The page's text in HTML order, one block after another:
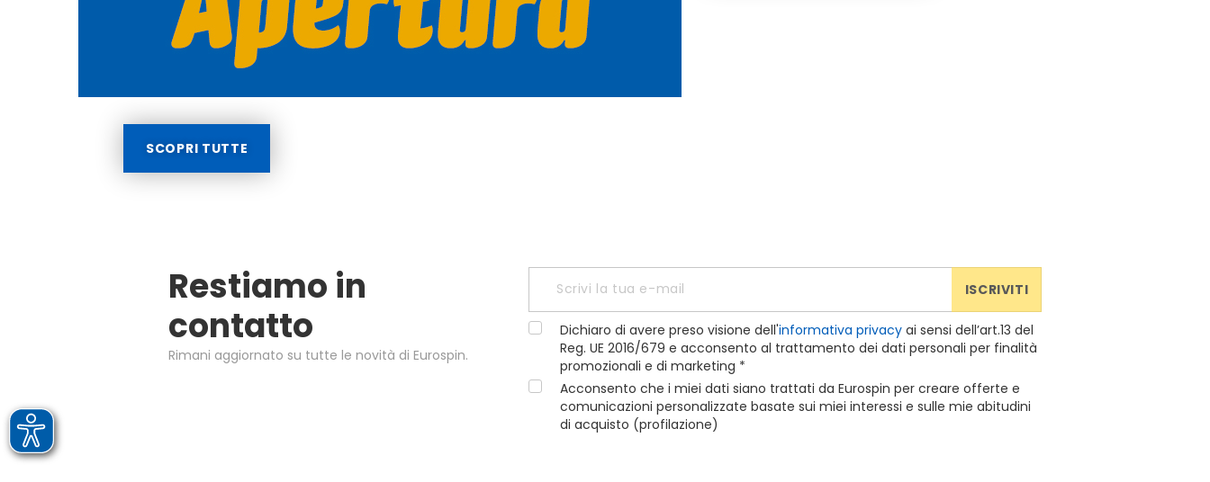
SCOPRI TUTTE
Restiamo in
contatto
Rimani aggiornato su tutte le novità di Eurospin.
ISCRIVITI
Dichiaro di avere preso visione dell'informativa privacyai sensi dell’art.13 del
Reg. UE 2016/679 e acconsento al trattamento dei dati personali per finalità
promozionali e di marketing *
Acconsento che i miei dati siano trattati da Eurospin per creare offerte e
comunicazioni personalizzate basate sui miei interessi e sulle mie abitudini
di acquisto (profilazione)